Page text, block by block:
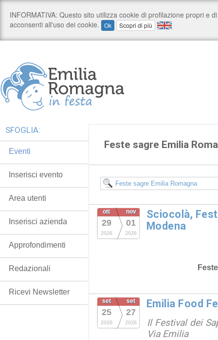
Feste sagre Emilia
ott
29
2026
nov
01
2026
Sciocolà,
Modena
Feste
set
25
2026
set
27
2026
Emilia Food
Il Festival dei
Via Emilia
SFOGLIA:
Eventi
Inserisci evento
Area utenti
Inserisci azienda
Approfondimenti
Redazionali
Ricevi Newsletter